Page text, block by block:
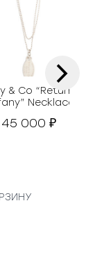
& Co “Return To
Necklace
45 000 ₽
›